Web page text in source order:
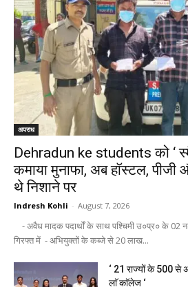
अपराध
Dehradun ke students को ‘
कमाया मुनाफा, अब हॉस्टल,
थे निशाने पर
Indresh Kohli - August 7, 2026
- अवैध मादक पदार्थों के साथ पश्चिमी उ०प्र० के
गिरफ्त में - अभियुक्तों के कब्जे से 20 लाख...
‘ 21 राज्यों के 500 से
लाॅ काॅलेज ‘